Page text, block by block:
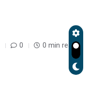
0 0 min read